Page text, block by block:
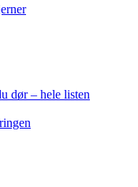
dør – hele listen